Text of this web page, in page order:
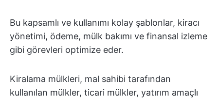
Bu kapsamlı ve kullanımı kolay şablonlar, kiracı
yönetimi, ödeme, mülk bakımı ve finansal izleme
gibi görevleri optimize eder.
Kiralama mülkleri, mal sahibi tarafından
kullanılan mülkler, ticari mülkler, yatırım amaçlı